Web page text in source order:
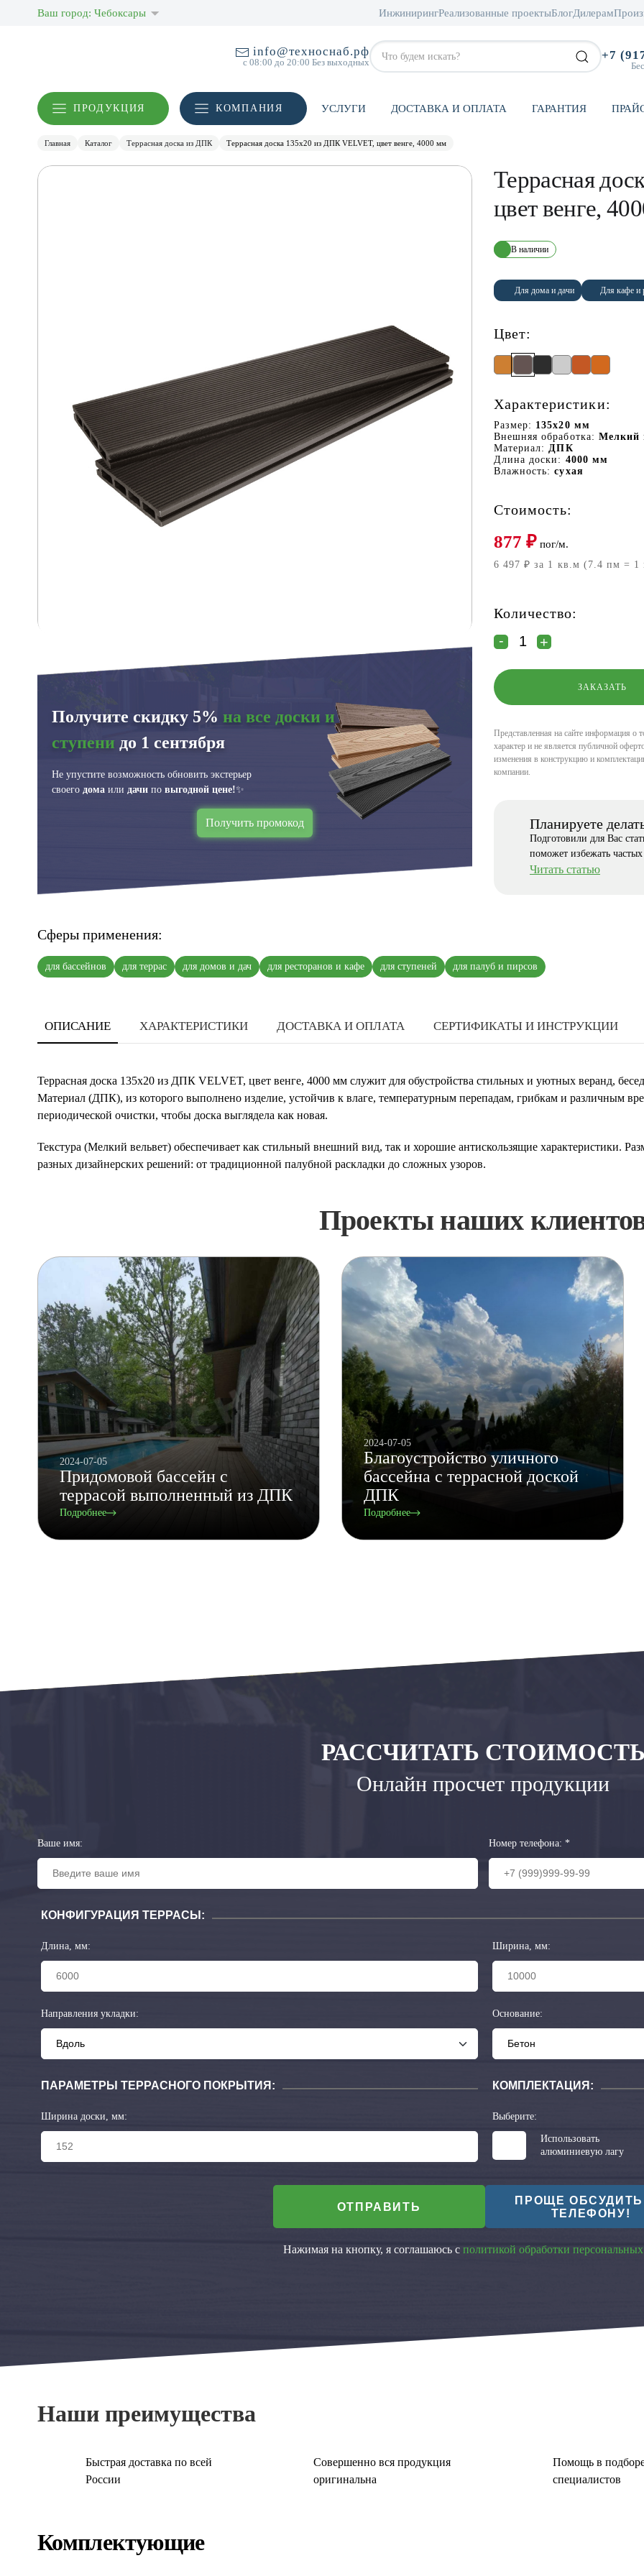
Ваш город: Чебоксары ИнжинирингРеализованные проектыБлогДилерам
info@техноснаб.рф
с 08:00 до 20:00 Без выходных
+7
ПРОДУКЦИЯ КОМПАНИЯ УСЛУГИ ДОСТАВКА И ОПЛАТА ГАРАНТИЯ
Главная Каталог Террасная доска из ДПК Террасная доска 135х20 из ДПК VELVET, цвет венге, 4000 мм
Получите скидку 5% на все доски и
ступени до 1 сентября
Не упустите возможность обновить экстерьер
своего дома или дачи по выгодной цене!✨
Получить промокод
Террасная
цвет венге,
В наличии
Для дома и дачи Для кафе и
Цвет:
Характеристики:
Размер: 135х20 мм
Внешняя обработка: Мелкий
Материал: ДПК
Длина доски: 4000 мм
Влажность: сухая
Стоимость:
877 ₽ пог/м.
6 497 ₽ за 1 кв.м (7.4 пм = 1
Количество:
Представленная на сайте информация о
характер и не является публичной
изменения в конструкцию и
компании.
Планируете
Подготовили для Вас
поможет избежать
Читать статью
Сферы применения:
для бассейнов для террас для домов и дач для ресторанов и кафе для ступеней для палуб и пирсов
ОПИСАНИЕ ХАРАКТЕРИСТИКИ ДОСТАВКА И ОПЛАТА СЕРТИФИКАТЫ И ИНСТРУКЦИИ
Террасная доска 135х20 из ДПК VELVET, цвет венге, 4000 мм служит для обустройства стильных и уютных веранд,
Материал (ДПК), из которого выполнено изделие, устойчив к влаге, температурным перепадам, грибкам и различным
периодической очистки, чтобы доска выглядела как новая.
Текстура (Мелкий вельвет) обеспечивает как стильный внешний вид, так и хорошие антискользящие характеристики.
разных дизайнерских решений: от традиционной палубной раскладки до сложных узоров.
Проекты наших
2024-07-05
Придомовой бассейн с
террасой выполненный из ДПК
Подробнее
2024-07-05
Благоустройство уличного
бассейна с террасной доской
ДПК
Подробнее
РАССЧИТАТЬ
Онлайн просчет продукции
Ваше имя: Номер телефона: *
КОНФИГУРАЦИЯ ТЕРРАСЫ:
Длина, мм: Ширина, мм:
Направления укладки: Основание:
ПАРАМЕТРЫ ТЕРРАСНОГО ПОКРЫТИЯ:
Ширина доски, мм:
КОМПЛЕКТАЦИЯ:
Выберите:
Использовать
алюминиевую лагу
ОТПРАВИТЬ
ПРОЩЕ
ТЕЛЕФОНУ!
Нажимая на кнопку, я соглашаюсь с политикой обработки
Наши преимущества
Быстрая доставка по всей
России
Совершенно вся продукция
оригинальна
Помощь в
специалистов
Комплектующие